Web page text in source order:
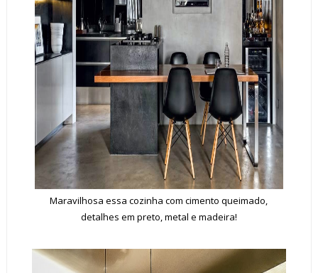
Maravilhosa essa cozinha com cimento queimado,
detalhes em preto, metal e madeira!